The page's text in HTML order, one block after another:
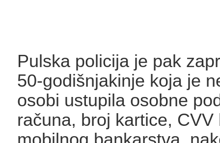
Pulska policija je pak
50-godišnjakinje koja je
osobi ustupila osobne
računa, broj kartice, CVV